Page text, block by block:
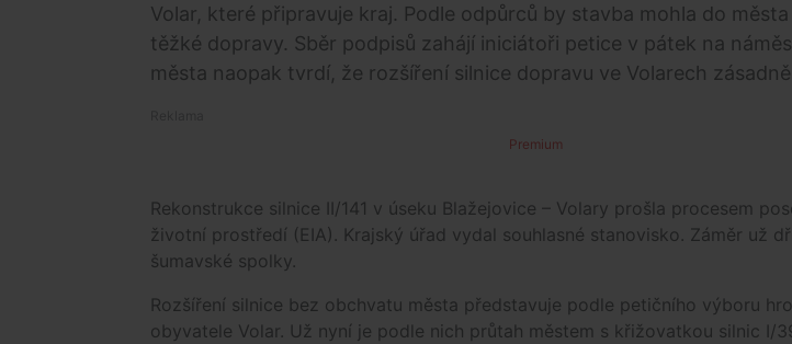
Volar, které připravuje kraj. Podle odpůrců by stavba mohla do
těžké dopravy. Sběr podpisů zahájí iniciátoři petice v pátek na
města naopak tvrdí, že rozšíření silnice dopravu ve Volarech
Premium
Rekonstrukce silnice II/141 v úseku Blažejovice – Volary prošla procesem
životní prostředí (EIA). Krajský úřad vydal souhlasné stanovisko. Záměr už
šumavské spolky.
Rozšíření silnice bez obchvatu města představuje podle petičního výboru
obyvatele Volar. Už nyní je podle nich průtah městem s křižovatkou silnic I/